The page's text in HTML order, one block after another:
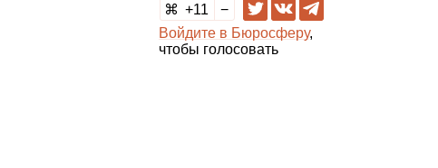
11
Войдите в Бюросферу,
чтобы голосовать